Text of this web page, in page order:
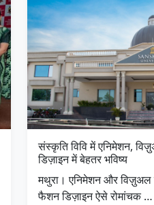
संस्कृति विवि में एनिमेशन,
डिज़ाइन में बेहतर भविष्य
मथुरा। एनिमेशन और
फैशन डिज़ाइन ऐसे रोमांचक …